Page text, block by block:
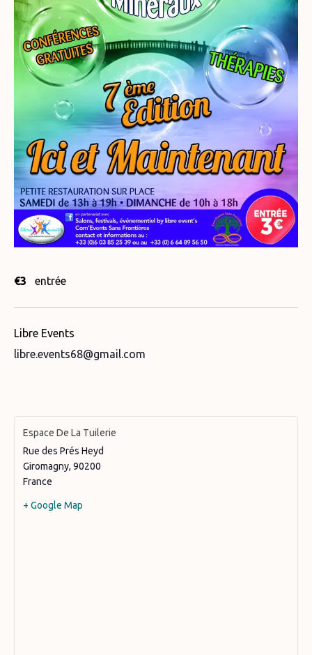
€3 entrée
Libre Events
libre.events68@gmail.com
Espace De La Tuilerie
Rue des Prés Heyd
Giromagny, 90200
France
+ Google Map